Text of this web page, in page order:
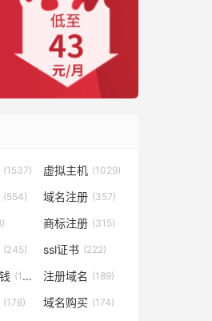
(1537) 虚拟主机 (1029)
(554) 域名注册 (357)
商标注册 (315)
(245) ssl证书 (222)
(194) 注册域名 (189)
(178) 域名购买 (174)